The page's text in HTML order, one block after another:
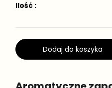
k
a
l
r
a
Ilość :
Dodaj do koszyka